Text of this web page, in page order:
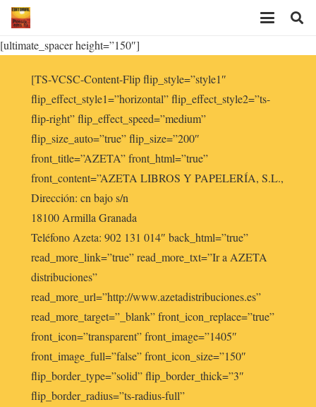
[ultimate_spacer height=”150″]
[TS-VCSC-Content-Flip flip_style=”style1″
flip_effect_style1=”horizontal” flip_effect_style2=”ts-
flip-right” flip_effect_speed=”medium”
flip_size_auto=”true” flip_size=”200″
front_title=”AZETA” front_html=”true”
front_content=”AZETA LIBROS Y PAPELERÍA, S.L.,
Dirección: cn bajo s/n
18100 Armilla Granada
Teléfono Azeta: 902 131 014″ back_html=”true”
read_more_link=”true” read_more_txt=”Ir a AZETA
distribuciones”
read_more_url=”http://www.azetadistribuciones.es”
read_more_target=”_blank” front_icon_replace=”true”
front_icon=”transparent” front_image=”1405″
front_image_full=”false” front_icon_size=”150″
flip_border_type=”solid” flip_border_thick=”3″
flip_border_radius=”ts-radius-full”